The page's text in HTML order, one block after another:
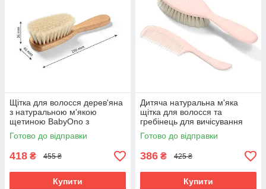
Щітка для волосся дерев'яна
з натуральною м'якою
щетиною BabyOno з
народження 4х16 см
Коричневий
Готово до відправки
418 ₴ 455 ₴
Купити
Дитяча натуральна м'яка
щітка для волосся та
гребінець для вичісування
кірочок Baby Ono Рожевий
Готово до відправки
386 ₴ 425 ₴
Купити